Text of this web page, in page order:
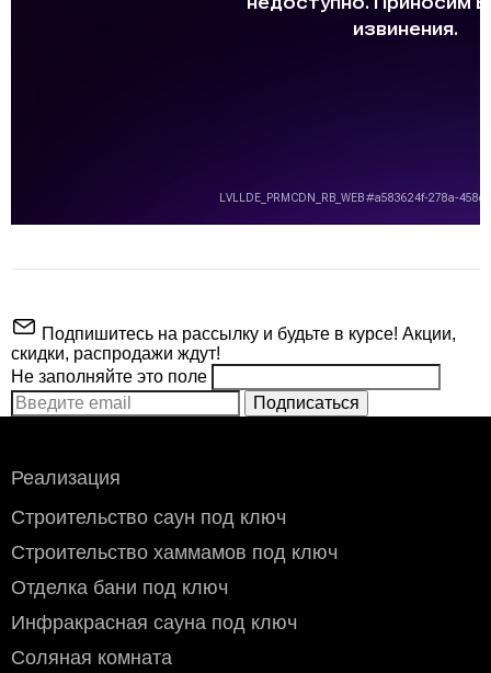
Производитель
Объем
Дверка со стеклом
Вес камней
Инструкция для
печи Атмосфера
XL в ламелях
Россо Леванто +
ВНИМАНИЕ!
Стоимость доставки по Москве (в пределах МКАД)
Доставка производится собственными курьерами с
Доставка в центр Москвы, (внутри третьего транспортного
Подпишитесь на рассылку и будьте в курсе! Акции,
скидки, распродажи ждут!
Не заполняйте это поле
Подписаться
Реализация
Строительство саун под ключ
Строительство хаммамов под ключ
Отделка бани под ключ
Инфракрасная сауна под ключ
Соляная комната